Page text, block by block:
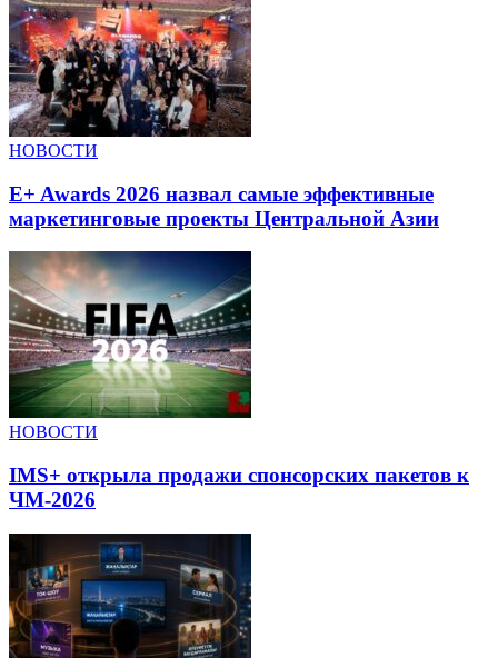
НОВОСТИ
E+ Awards 2026 назвал самые эффективные
маркетинговые проекты Центральной Азии
НОВОСТИ
IMS+ открыла продажи спонсорских пакетов к
ЧМ-2026